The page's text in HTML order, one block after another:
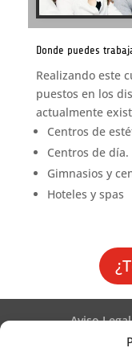
Donde puedes
Realizando este
puestos en los
actualmente
Centros de
Centros de día.
Gimnasios y
Hoteles y spas
Aviso Legal
Términos y